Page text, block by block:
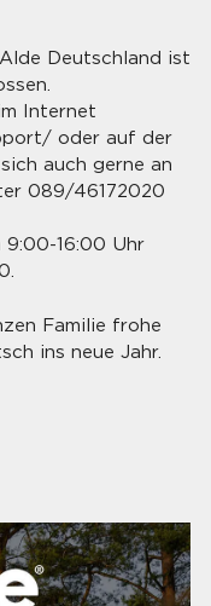
Deutschland ist
Internet
oder auf der
auch gerne an
089/46172020
9:00-16:00 Uhr
Familie frohe
ins neue Jahr.